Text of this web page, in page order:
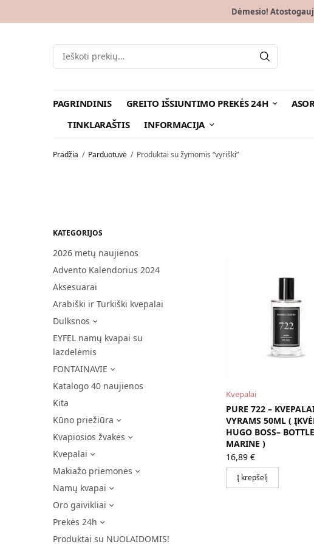
Dėmesio!
PAGRINDINIS GREITO IŠSIUNTIMO PREKĖS 24H
TINKLARAŠTIS
INFORMACIJA
Pradžia / Parduotuvė / Produktai su žymomis “vyriški”
KATEGORIJOS
2026 metų naujienos
Advento Kalendorius 2024
Aksesuarai
Arabiški ir Turkiški kvepalai
Dulksnos
EYFEL namų kvapai su
lazdelėmis
FONTAINAVIE
Katalogo 40 naujienos
Kita
Kūno priežiūra
Kvapiosios žvakės
Kvepalai
Makiažo priemonės
Namų kvapai
Oro gaivikliai
Prekės 24h
Produktai su NUOLAIDOMIS!
Kvepalai
PURE 722 –
VYRAMS 50ML (
HUGO BOSS–
MARINE )
16,89 €
Į krepšelį